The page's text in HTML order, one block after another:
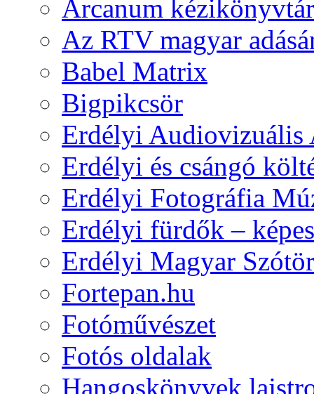
Arcanum kézikönyvtár
Az RTV magyar
Babel Matrix
Bigpikcsör
Erdélyi Audiovizuális
Erdélyi és csángó
Erdélyi Fotográfia
Erdélyi fürdők –
Erdélyi Magyar
Fortepan.hu
Fotóművészet
Fotós oldalak
Hangoskönyvek